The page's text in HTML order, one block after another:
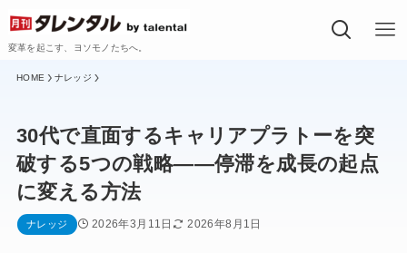
変革を起こす、ヨソモノたちへ。
ナレッジ
30代で直面するキャリアプラトーを突
破する5つの戦略——停滞を成長の起点
に変える方法
ナレッジ 2026年3月11日 2026年8月1日